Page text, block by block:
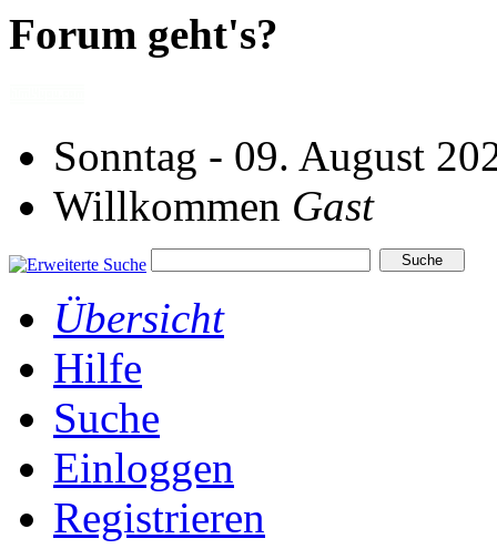
Forum geht's?
Sonntag - 09. August
Willkommen Gast
Übersicht
Hilfe
Suche
Einloggen
Registrieren